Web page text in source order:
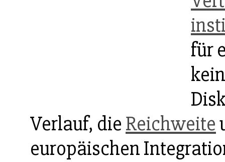
für
Verlauf, die Reichweite
europäischen